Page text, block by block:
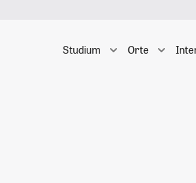
Studium Orte